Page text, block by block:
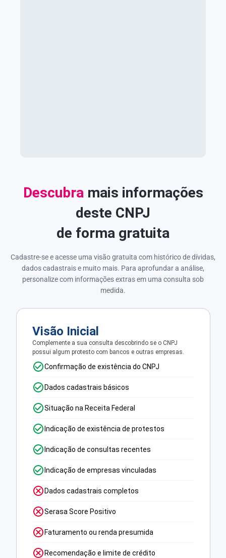
Descubra mais informações
deste CNPJ
de forma gratuita
Cadastre-se e acesse uma visão gratuita com histórico de dívidas,
dados cadastrais e muito mais. Para aprofundar a análise,
personalize com informações extras em uma consulta sob
medida.
Visão Inicial
Complemente a sua consulta descobrindo se o CNPJ
possui algum protesto com bancos e outras empresas.
Confirmação de existência do CNPJ
Dados cadastrais básicos
Situação na Receita Federal
Indicação de existência de protestos
Indicação de consultas recentes
Indicação de empresas vinculadas
Dados cadastrais completos
Serasa Score Positivo
Faturamento ou renda presumida
Recomendação e limite de crédito